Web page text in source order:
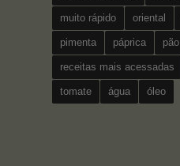
muito rápido oriental
pimenta páprica pão
receitas mais acessadas
tomate água óleo